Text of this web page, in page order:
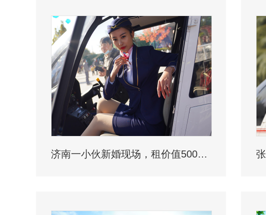
济南一小伙新婚现场，租价值500多万的直升机助阵